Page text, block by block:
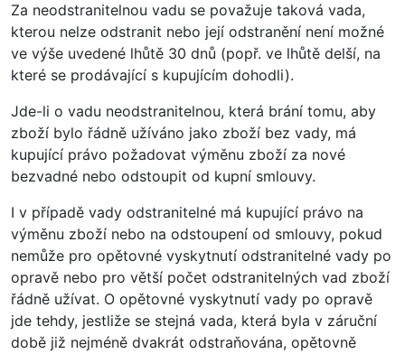
Za neodstranitelnou vadu se považuje taková vada,
kterou nelze odstranit nebo její odstranění není možné
ve výše uvedené lhůtě 30 dnů (popř. ve lhůtě delší, na
které se prodávající s kupujícím dohodli).
Jde-li o vadu neodstranitelnou, která brání tomu, aby
zboží bylo řádně užíváno jako zboží bez vady, má
kupující právo požadovat výměnu zboží za nové
bezvadné nebo odstoupit od kupní smlouvy.
I v případě vady odstranitelné má kupující právo na
výměnu zboží nebo na odstoupení od smlouvy, pokud
nemůže pro opětovné vyskytnutí odstranitelné vady po
opravě nebo pro větší počet odstranitelných vad zboží
řádně užívat. O opětovné vyskytnutí vady po opravě
jde tehdy, jestliže se stejná vada, která byla v záruční
době již nejméně dvakrát odstraňována, opětovně